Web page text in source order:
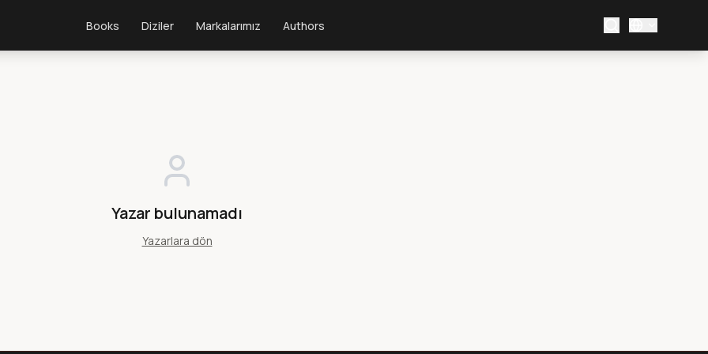
Books Diziler Markalarımız Authors
Yazar bulunamadı
Yazarlara dön